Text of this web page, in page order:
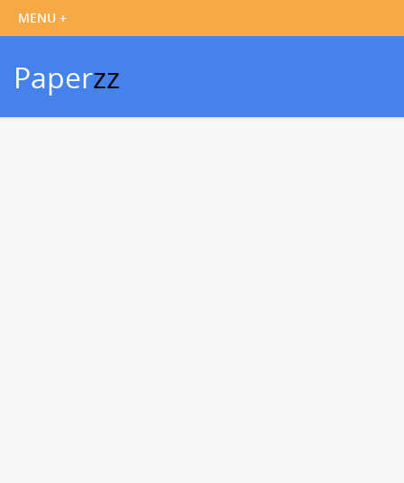
Paperzz